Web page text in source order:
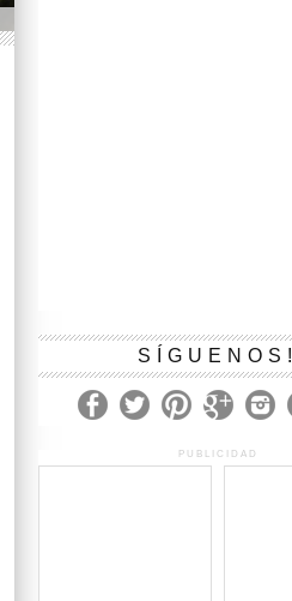
SÍGUENOS!
PUBLICIDAD